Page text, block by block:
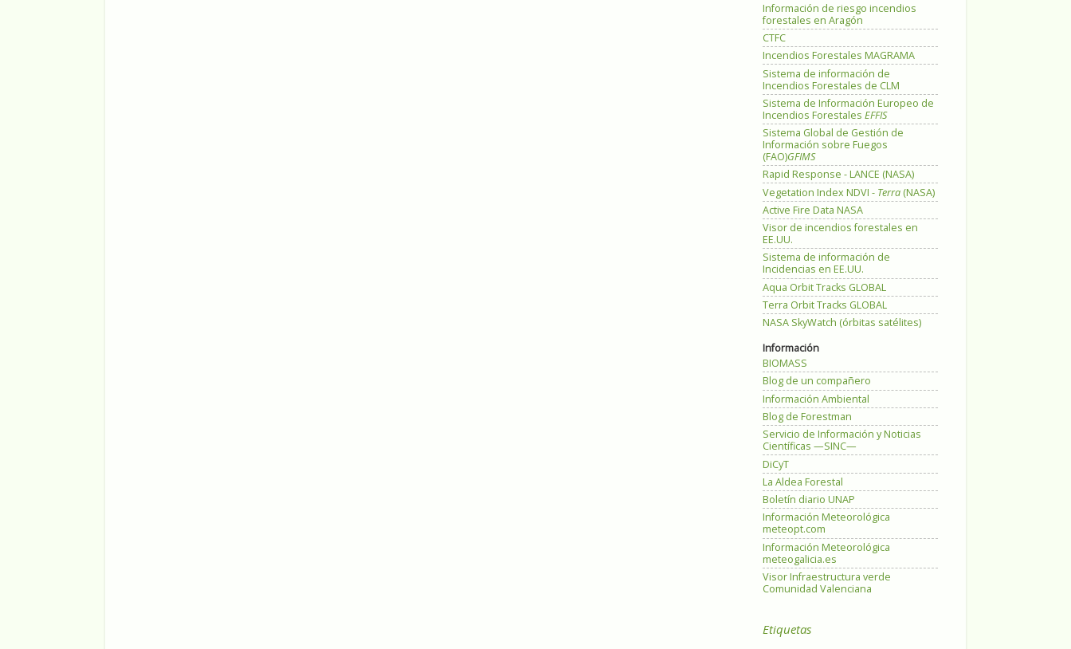
Información de riesgo incendios
forestales en Aragón
CTFC
Incendios Forestales MAGRAMA
Sistema de información de
Incendios Forestales de CLM
Sistema de Información Europeo de
Incendios Forestales EFFIS
Sistema Global de Gestión de
Información sobre Fuegos
(FAO)GFIMS
Rapid Response - LANCE (NASA)
Vegetation Index NDVI - Terra (NASA)
Active Fire Data NASA
Visor de incendios forestales en
EE.UU.
Sistema de información de
Incidencias en EE.UU.
Aqua Orbit Tracks GLOBAL
Terra Orbit Tracks GLOBAL
NASA SkyWatch (órbitas satélites)
Información
BIOMASS
Blog de un compañero
Información Ambiental
Blog de Forestman
Servicio de Información y Noticias
Científicas —SINC—
DiCyT
La Aldea Forestal
Boletín diario UNAP
Información Meteorológica
meteopt.com
Información Meteorológica
meteogalicia.es
Visor Infraestructura verde
Comunidad Valenciana
Etiquetas